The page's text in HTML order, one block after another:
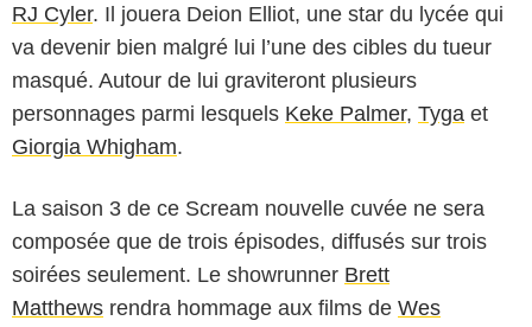
RJ Cyler. Il jouera Deion Elliot, une star du lycée qui
va devenir bien malgré lui l’une des cibles du tueur
masqué. Autour de lui graviteront plusieurs
personnages parmi lesquels Keke Palmer, Tyga et
Giorgia Whigham.
La saison 3 de ce Scream nouvelle cuvée ne sera
composée que de trois épisodes, diffusés sur trois
soirées seulement. Le showrunner Brett
Matthews rendra hommage aux films de Wes